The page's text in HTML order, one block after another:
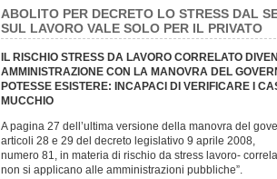
ABOLITO PER DECRETO LO STRESS DAL
SUL LAVORO VALE SOLO PER IL PRIVATO
IL RISCHIO STRESS DA LAVORO CORRELATO
AMMINISTRAZIONE CON LA MANOVRA DEL
POTESSE ESISTERE: INCAPACI DI VERIFICARE I
MUCCHIO
A pagina 27 dell’ultima versione della manovra del
articoli 28 e 29 del decreto legislativo 9 aprile 2008,
numero 81, in materia di rischio da stress lavoro-
non si applicano alle amministrazioni pubbliche”.